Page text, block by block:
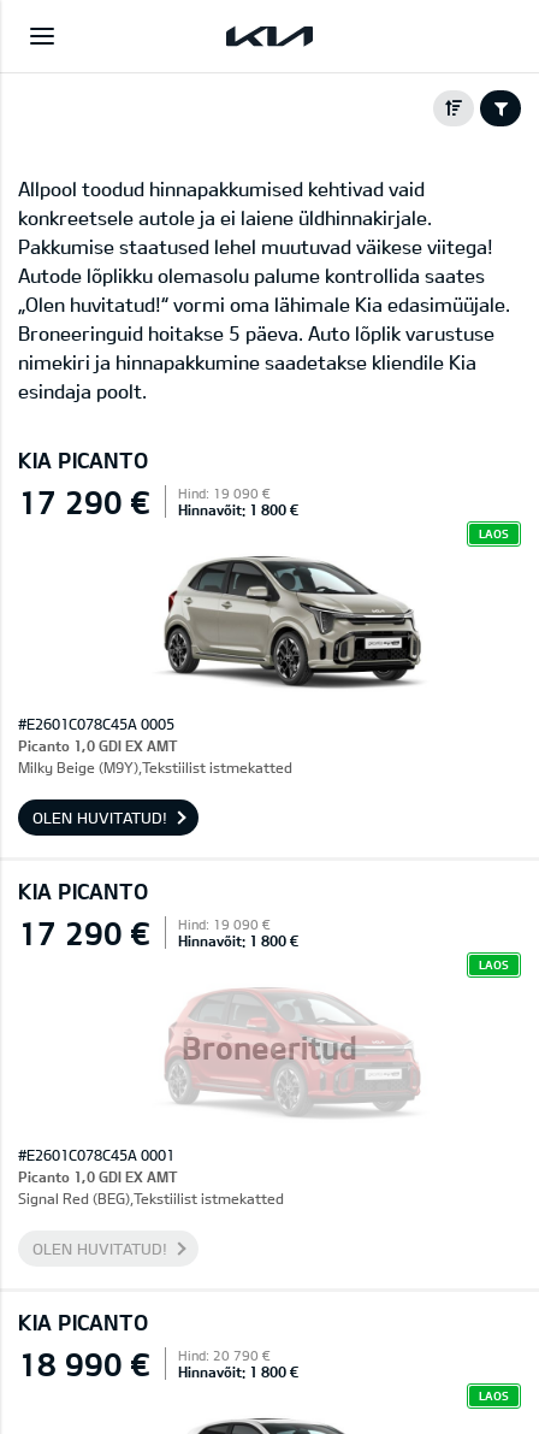
Allpool toodud hinnapakkumised kehtivad vaid
konkreetsele autole ja ei laiene üldhinnakirjale.
Pakkumise staatused lehel muutuvad väikese viitega!
Autode lõplikku olemasolu palume kontrollida saates
„Olen huvitatud!“ vormi oma lähimale Kia edasimüüjale.
Broneeringuid hoitakse 5 päeva. Auto lõplik varustuse
nimekiri ja hinnapakkumine saadetakse kliendile Kia
esindaja poolt.
KIA PICANTO
17 290 € Hind: 19 090 €
Hinnavõit: 1 800 €
LAOS
#E2601C078C45A 0005
Picanto 1,0 GDI EX AMT
Milky Beige (M9Y),Tekstiilist istmekatted
OLEN HUVITATUD!
KIA PICANTO
Broneeritud
17 290 € Hind: 19 090 €
Hinnavõit: 1 800 €
LAOS
#E2601C078C45A 0001
Picanto 1,0 GDI EX AMT
Signal Red (BEG),Tekstiilist istmekatted
OLEN HUVITATUD!
KIA PICANTO
18 990 € Hind: 20 790 €
Hinnavõit: 1 800 €
LAOS